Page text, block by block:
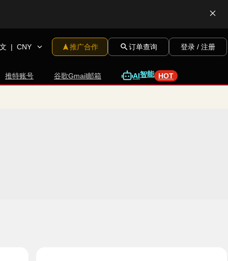
| CNY 推广合作 订单查询 登录 / 注册
推特账号 谷歌Gmail邮箱 AI智能 HOT